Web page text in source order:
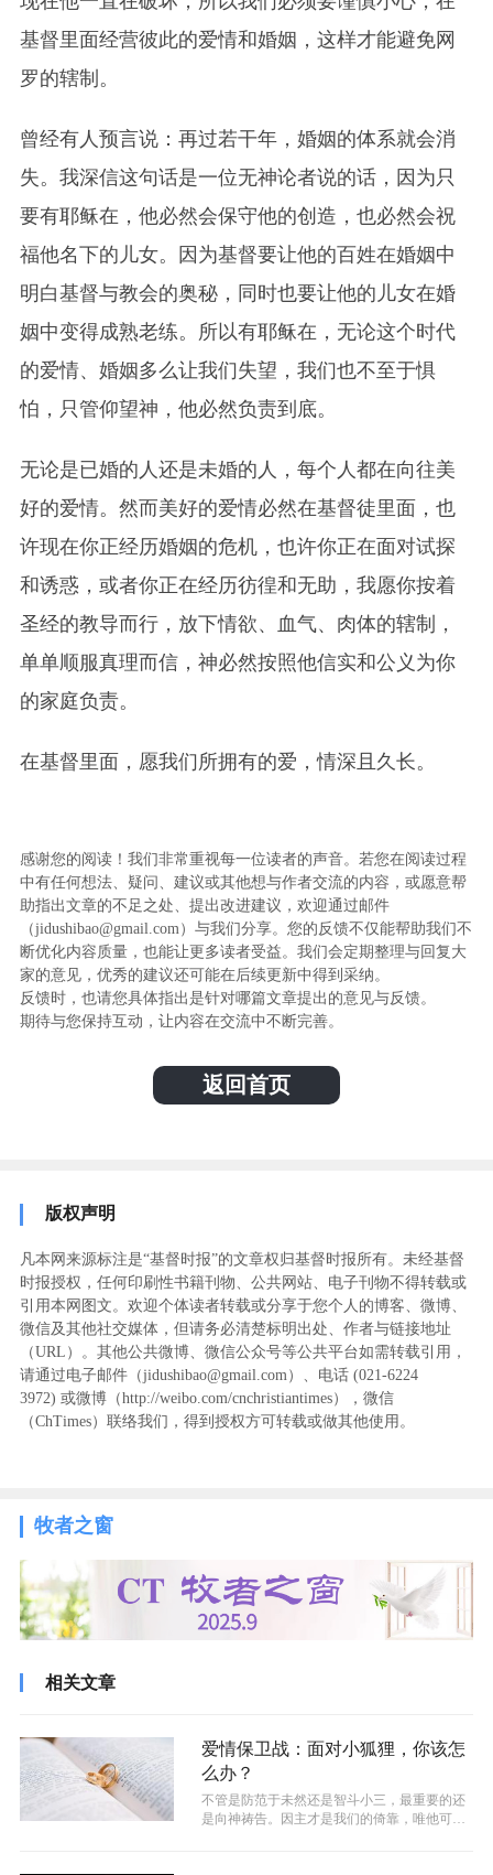
基督里面经营彼此的爱情和婚姻，这样才能避免网
罗的辖制。
曾经有人预言说：再过若干年，婚姻的体系就会消
失。我深信这句话是一位无神论者说的话，因为只
要有耶稣在，他必然会保守他的创造，也必然会祝
福他名下的儿女。因为基督要让他的百姓在婚姻中
明白基督与教会的奥秘，同时也要让他的儿女在婚
姻中变得成熟老练。所以有耶稣在，无论这个时代
的爱情、婚姻多么让我们失望，我们也不至于惧
怕，只管仰望神，他必然负责到底。
无论是已婚的人还是未婚的人，每个人都在向往美
好的爱情。然而美好的爱情必然在基督徒里面，也
许现在你正经历婚姻的危机，也许你正在面对试探
和诱惑，或者你正在经历彷徨和无助，我愿你按着
圣经的教导而行，放下情欲、血气、肉体的辖制，
单单顺服真理而信，神必然按照他信实和公义为你
的家庭负责。
在基督里面，愿我们所拥有的爱，情深且久长。
感谢您的阅读！我们非常重视每一位读者的声音。若您在阅读过程
中有任何想法、疑问、建议或其他想与作者交流的内容，或愿意帮
助指出文章的不足之处、提出改进建议，欢迎通过邮件
（jidushibao@gmail.com）与我们分享。您的反馈不仅能帮助我们不
断优化内容质量，也能让更多读者受益。我们会定期整理与回复大
家的意见，优秀的建议还可能在后续更新中得到采纳。
反馈时，也请您具体指出是针对哪篇文章提出的意见与反馈。
期待与您保持互动，让内容在交流中不断完善。
返回首页
版权声明
凡本网来源标注是“基督时报”的文章权归基督时报所有。未经基督
时报授权，任何印刷性书籍刊物、公共网站、电子刊物不得转载或
引用本网图文。欢迎个体读者转载或分享于您个人的博客、微博、
微信及其他社交媒体，但请务必清楚标明出处、作者与链接地址
（URL）。其他公共微博、微信公众号等公共平台如需转载引用，
请通过电子邮件（jidushibao@gmail.com）、电话 (021-6224
3972) ‬或微博（http://weibo.com/cnchristiantimes），微信
（ChTimes）联络我们，得到授权方可转载或做其他使用。
牧者之窗
相关文章
爱情保卫战：面对小狐狸，你该怎
么办？
不管是防范于未然还是智斗小三，最重要的还
是向神祷告。因主才是我们的倚靠，唯他可以